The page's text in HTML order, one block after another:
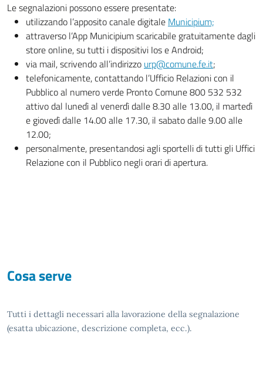
Le segnalazioni possono essere presentate:
utilizzando l’apposito canale digitale Municipium;
attraverso l’App Municipium scaricabile gratuitamente dagli
store online, su tutti i dispositivi Ios e Android;
via mail, scrivendo all’indirizzo urp@comune.fe.it;
telefonicamente, contattando l’Ufficio Relazioni con il
Pubblico al numero verde Pronto Comune 800 532 532
attivo dal lunedì al venerdì dalle 8.30 alle 13.00, il martedì
e giovedì dalle 14.00 alle 17.30, il sabato dalle 9.00 alle
12.00;
personalmente, presentandosi agli sportelli di tutti gli Uffici
Relazione con il Pubblico negli orari di apertura.
Cosa serve
Tutti i dettagli necessari alla lavorazione della segnalazione
(esatta ubicazione, descrizione completa, ecc.).